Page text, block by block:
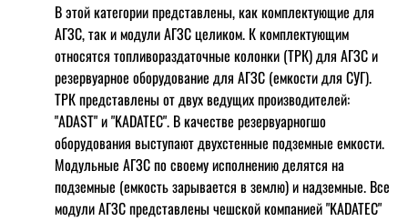
В этой категории представлены, как комплектующие для
АГЗС, так и модули АГЗС целиком. К комплектующим
относятся топливораздаточные колонки (ТРК) для АГЗС и
резервуарное оборудование для АГЗС (емкости для СУГ).
ТРК представлены от двух ведущих производителей:
"ADAST" и "KADATEC". В качестве резервуарногшо
оборудования выступают двухстенные подземные емкости.
Модульные АГЗС по своему исполнению делятся на
подземные (емкость зарывается в землю) и надземные. Все
модули АГЗС представлены чешской компанией "KADATEC"